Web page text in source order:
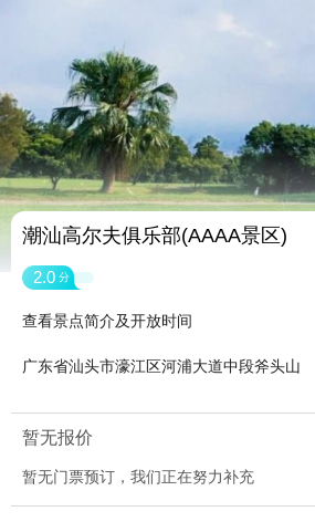
潮汕高尔夫俱乐部(AAAA景区)
2.0 分
查看景点简介及开放时间
广东省汕头市濠江区河浦大道中段斧头山
暂无报价
暂无门票预订，我们正在努力补充